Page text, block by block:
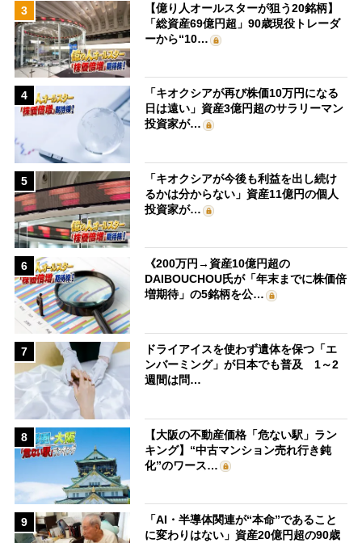
3
【億り人オールスターが狙う20銘柄】
「総資産69億円超」90歳現役トレーダ
ーから“10…
4
「キオクシアが再び株価10万円になる
日は遠い」資産3億円超のサラリーマン
投資家が…
5
「キオクシアが今後も利益を出し続け
るかは分からない」資産11億円の個人
投資家が…
6
《200万円→資産10億円超の
DAIBOUCHOU氏が「年末までに株価倍
増期待」の5銘柄を公…
7
ドライアイスを使わず遺体を保つ「エ
ンバーミング」が日本でも普及 1～2
週間は問…
8
【大阪の不動産価格「危ない駅」ラン
キング】“中古マンション売れ行き鈍
化”のワース…
9
「AI・半導体関連が“本命”であること
に変わりはない」資産20億円超の90歳